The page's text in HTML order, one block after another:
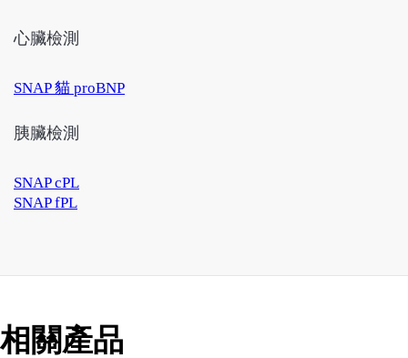
心臟檢測
SNAP 貓 proBNP
胰臟檢測
SNAP cPL
SNAP fPL
相關產品